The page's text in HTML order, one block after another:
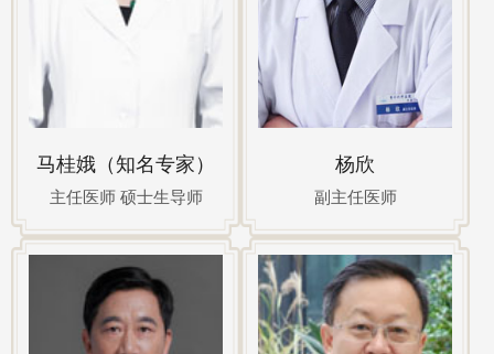
马桂娥（知名专家）
主任医师 硕士生导师
杨欣
副主任医师